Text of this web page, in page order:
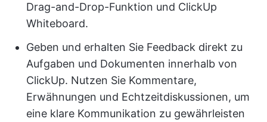
Drag-and-Drop-Funktion und ClickUp
Whiteboard.
Geben und erhalten Sie Feedback direkt zu
Aufgaben und Dokumenten innerhalb von
ClickUp. Nutzen Sie Kommentare,
Erwähnungen und Echtzeitdiskussionen, um
eine klare Kommunikation zu gewährleisten